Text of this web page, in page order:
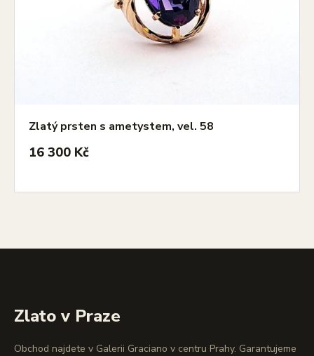
Zlatý prsten s ametystem, vel. 58
16 300 Kč
Zlato v Praze
Obchod najdete v Galerii Graciano v centru Prahy. Garantujeme